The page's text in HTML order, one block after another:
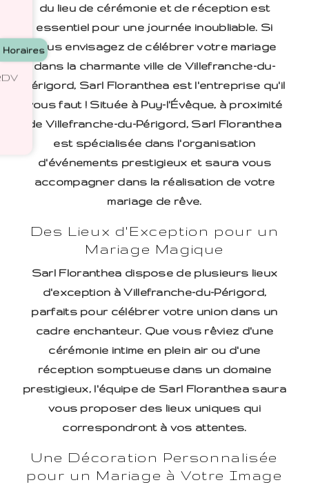
du lieu de cérémonie et de réception est
essentiel pour une journée inoubliable. Si
vous envisagez de célébrer votre mariage
dans la charmante ville de Villefranche-du-
Périgord, Sarl Floranthea est l'entreprise qu'il
vous faut ! Située à Puy-l'Évêque, à proximité
de Villefranche-du-Périgord, Sarl Floranthea
est spécialisée dans l'organisation
d'événements prestigieux et saura vous
accompagner dans la réalisation de votre
mariage de rêve.
Des Lieux d'Exception pour un
Mariage Magique
Sarl Floranthea dispose de plusieurs lieux
d'exception à Villefranche-du-Périgord,
parfaits pour célébrer votre union dans un
cadre enchanteur. Que vous rêviez d'une
cérémonie intime en plein air ou d'une
réception somptueuse dans un domaine
prestigieux, l'équipe de Sarl Floranthea saura
vous proposer des lieux uniques qui
correspondront à vos attentes.
Une Décoration Personnalisée
pour un Mariage à Votre Image
Horaires